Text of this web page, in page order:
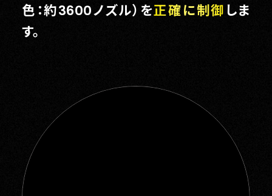
色：約3600ノズル）を正確に制御しま
す。